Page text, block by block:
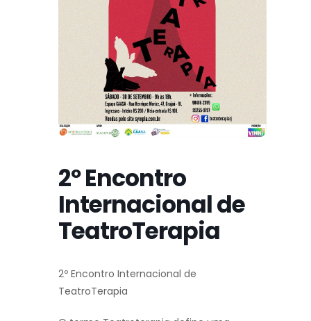
2º Encontro
Internacional de
TeatroTerapia
2º Encontro Internacional de
TeatroTerapia